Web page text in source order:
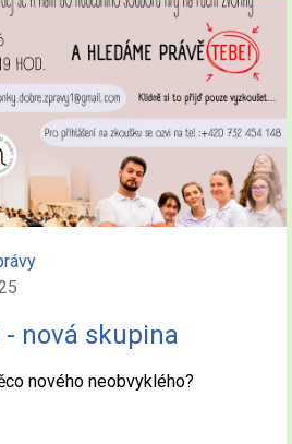
nová skupina
nového neobvyklého?